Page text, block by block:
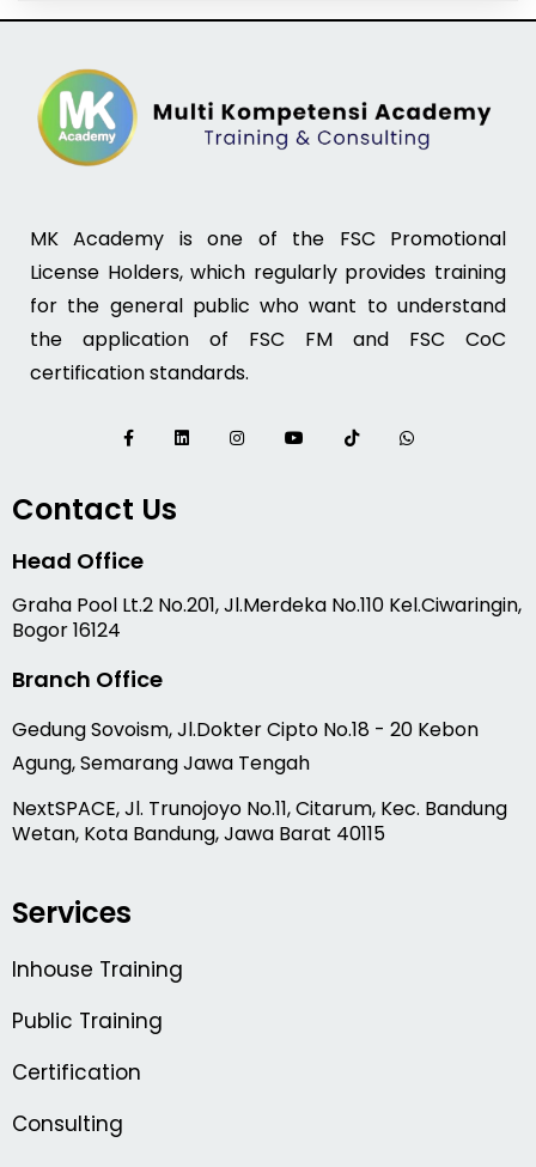
MK Academy is one of the FSC Promotional
License Holders, which regularly provides training
for the general public who want to understand
the application of FSC FM and FSC CoC
certification standards.
Contact Us
Head Office
Graha Pool Lt.2 No.201, Jl.Merdeka No.110 Kel.Ciwaringin,
Bogor 16124
Branch Office
Gedung Sovoism, Jl.Dokter Cipto No.18 - 20 Kebon
Agung, Semarang Jawa Tengah
NextSPACE, Jl. Trunojoyo No.11, Citarum, Kec. Bandung
Wetan, Kota Bandung, Jawa Barat 40115
Services
Inhouse Training
Public Training
Certification
Consulting